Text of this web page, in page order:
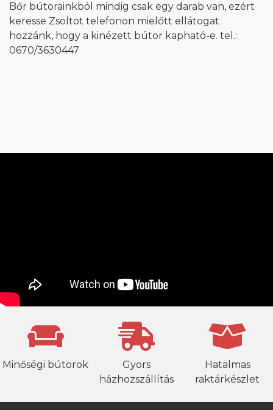
Bőr bútorainkból mindig csak egy darab van, ezért
keresse Zsoltot telefonon mielőtt ellátogat
hozzánk, hogy a kinézett bútor kapható-e. tel.:
0670/3630447
Minőségi bútorok
Gyors
házhozszállítás
Hatalmas
raktárkészlet